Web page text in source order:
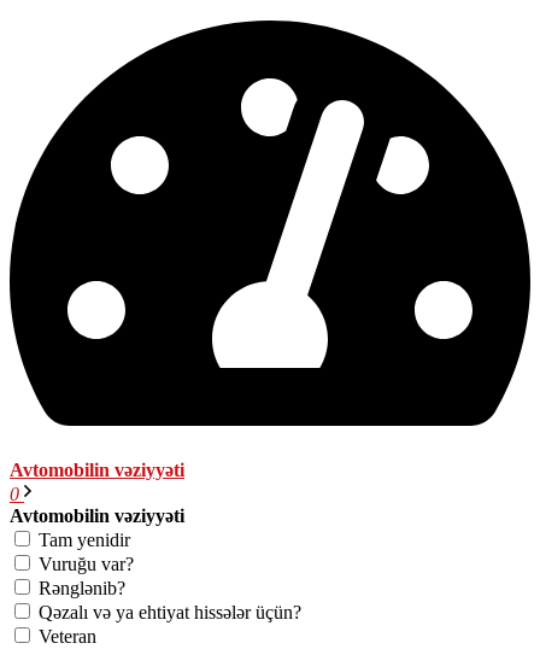
Avtomobilin vəziyyəti
0
Avtomobilin vəziyyəti
Tam yenidir
Vuruğu var?
Rənglənib?
Qəzalı və ya ehtiyat hissələr üçün?
Veteran